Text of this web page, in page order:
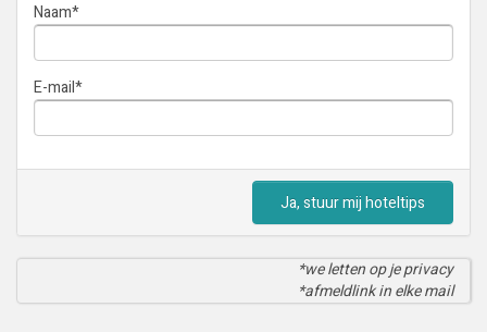
Naam*
E-mail*
Ja, stuur mij hoteltips
*we letten op je privacy
*afmeldlink in elke mail